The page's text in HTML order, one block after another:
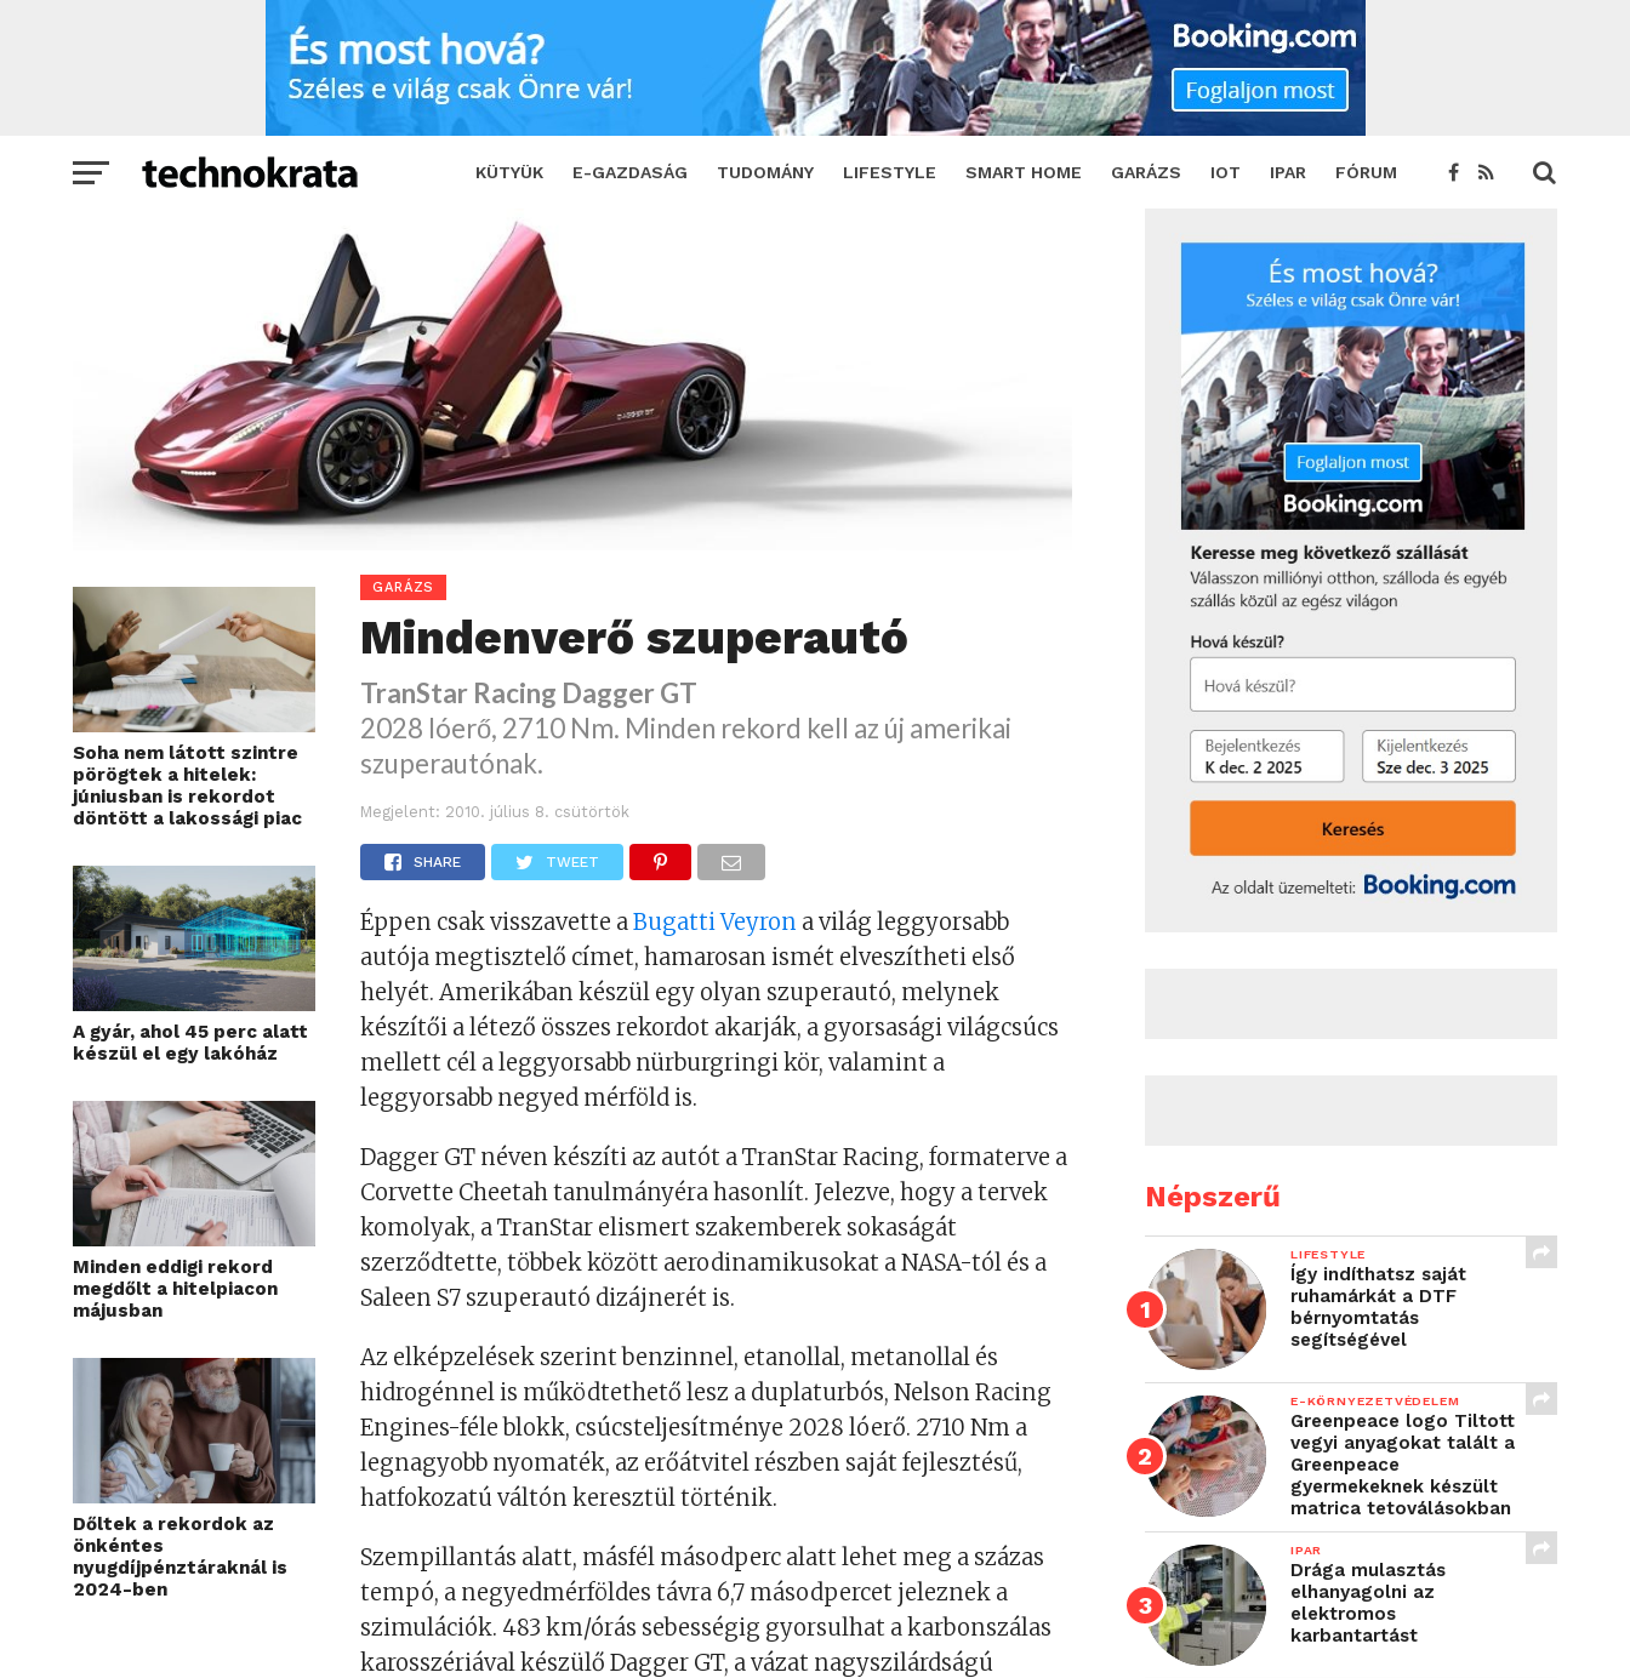
KÜTYÜK E-GAZDASÁG TUDOMÁNY LIFESTYLE SMART HOME GARÁZS IOT IPAR FÓRUM
Mindenverő szuperautó SHARE
Soha nem látott szintre
pörögtek a hitelek:
júniusban is rekordot
döntött a lakossági piac
A gyár, ahol 45 perc alatt
készül el egy lakóház
Minden eddigi rekord
megdőlt a hitelpiacon
májusban
Dőltek a rekordok az
önkéntes
nyugdíjpénztáraknál is
2024-ben
GARÁZS
Mindenverő szuperautó
TranStar Racing Dagger GT
2028 lóerő, 2710 Nm. Minden rekord kell az új amerikai
szuperautónak.
Megjelent: 2010. július 8. csütörtök
SHARE TWEET
Éppen csak visszavette aBugatti Veyron a világ leggyorsabb
autója megtisztelő címet, hamarosan ismét elveszítheti első
helyét. Amerikában készül egy olyan szuperautó, melynek
készítői a létező összes rekordot akarják, a gyorsasági világcsúcs
mellett cél a leggyorsabb nürburgringi kör, valamint a
leggyorsabb negyed mérföld is.
Dagger GT néven készíti az autót a TranStar Racing, formaterve a
Corvette Cheetah tanulmányéra hasonlít. Jelezve, hogy a tervek
komolyak, a TranStar elismert szakemberek sokaságát
szerződtette, többek között aerodinamikusokat a NASA-tól és a
Saleen S7 szuperautó dizájnerét is.
Az elképzelések szerint benzinnel, etanollal, metanollal és
hidrogénnel is működtethető lesz a duplaturbós, Nelson Racing
Engines-féle blokk, csúcsteljesítménye 2028 lóerő. 2710 Nm a
legnagyobb nyomaték, az erőátvitel részben saját fejlesztésű,
hatfokozatú váltón keresztül történik.
Szempillantás alatt, másfél másodperc alatt lehet meg a százas
tempó, a negyedmérföldes távra 6,7 másodpercet jeleznek a
szimulációk. 483 km/órás sebességig gyorsulhat a karbonszálas
karosszériával készülő Dagger GT, a vázat nagyszilárdságú
Népszerű
LIFESTYLE
Így indíthatsz saját
ruhamárkát a DTF
bérnyomtatás
segítségével
E-KÖRNYEZETVÉDELEM
Greenpeace logo Tiltott
vegyi anyagokat talált a
Greenpeace
gyermekeknek készült
matrica tetoválásokban
IPAR
Drága mulasztás
elhanyagolni az
elektromos
karbantartást